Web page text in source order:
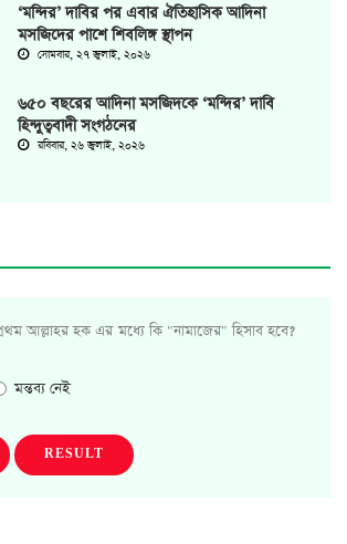
‘মন্দির’ দাবির পর এবার ঐতিহাসিক আদিনা
মসজিদের পাশে শিবলিঙ্গ স্থাপন
সোমবার, ২৭ জুলাই, ২০২৬
৬৫০ বছরের আদিনা মসজিদকে ‘মন্দির’ দাবি
হিন্দুত্ববাদী সংগঠনের
রবিবার, ২৬ জুলাই, ২০২৬
আল্লাহর হক এর মধ্যে কি "নামাজের" হিসাব হবে?
মন্তব্য নেই
RESULT